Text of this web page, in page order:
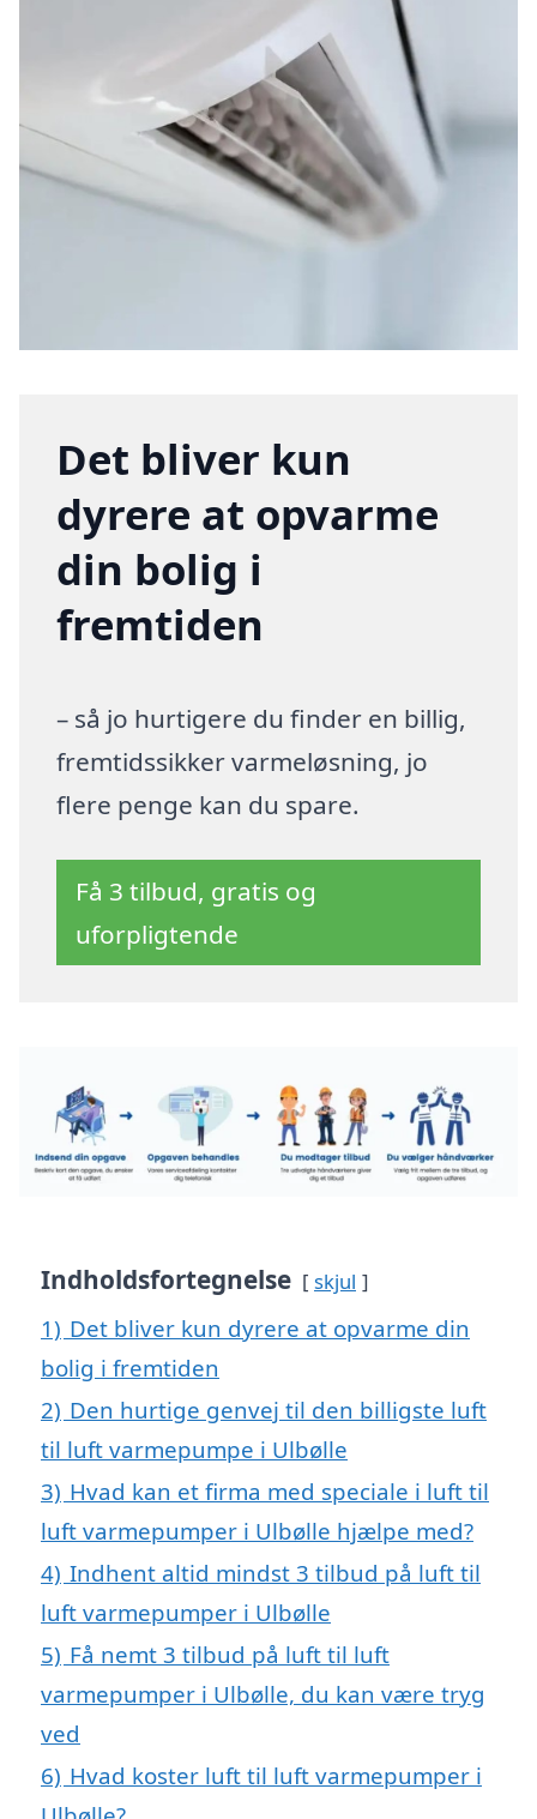
Det bliver kun
dyrere at opvarme
din bolig i
fremtiden
– så jo hurtigere du finder en billig,
fremtidssikker varmeløsning, jo
flere penge kan du spare.
Få 3 tilbud, gratis og
uforpligtende
Indholdsfortegnelse skjul
1) Det bliver kun dyrere at opvarme din
bolig i fremtiden
2) Den hurtige genvej til den billigste luft
til luft varmepumpe i Ulbølle
3) Hvad kan et firma med speciale i luft til
luft varmepumper i Ulbølle hjælpe med?
4) Indhent altid mindst 3 tilbud på luft til
luft varmepumper i Ulbølle
5) Få nemt 3 tilbud på luft til luft
varmepumper i Ulbølle, du kan være tryg
ved
6) Hvad koster luft til luft varmepumper i